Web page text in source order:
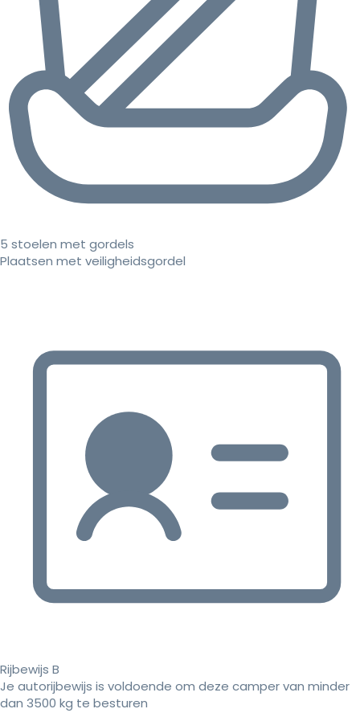
5 stoelen met gordels
Plaatsen met veiligheidsgordel
Rijbewijs B
Je autorijbewijs is voldoende om deze camper van minder
dan 3500 kg te besturen